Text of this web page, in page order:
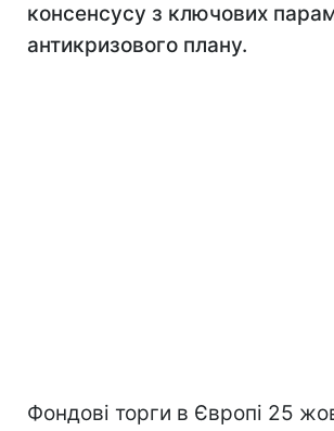
консенсусу з ключових
антикризового плану.
Фондові торги в Європі 25